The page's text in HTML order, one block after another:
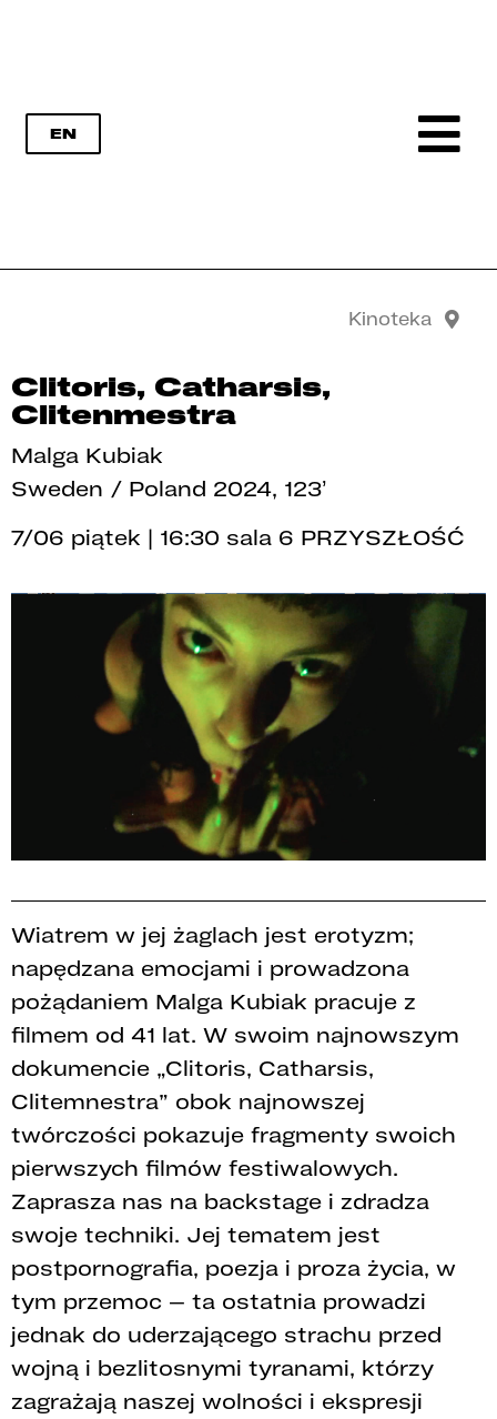
EN
Kinoteka
Clitoris, Catharsis,
Clitenmestra
Malga Kubiak
Sweden / Poland 2024, 123’
7/06 piątek | 16:30 sala 6 PRZYSZŁOŚĆ
Wiatrem w jej żaglach jest erotyzm;
napędzana emocjami i prowadzona
pożądaniem Malga Kubiak pracuje z
filmem od 41 lat. W swoim najnowszym
dokumencie „Clitoris, Catharsis,
Clitemnestra” obok najnowszej
twórczości pokazuje fragmenty swoich
pierwszych filmów festiwalowych.
Zaprasza nas na backstage i zdradza
swoje techniki. Jej tematem jest
postpornografia, poezja i proza życia, w
tym przemoc – ta ostatnia prowadzi
jednak do uderzającego strachu przed
wojną i bezlitosnymi tyranami, którzy
zagrażają naszej wolności i ekspresji